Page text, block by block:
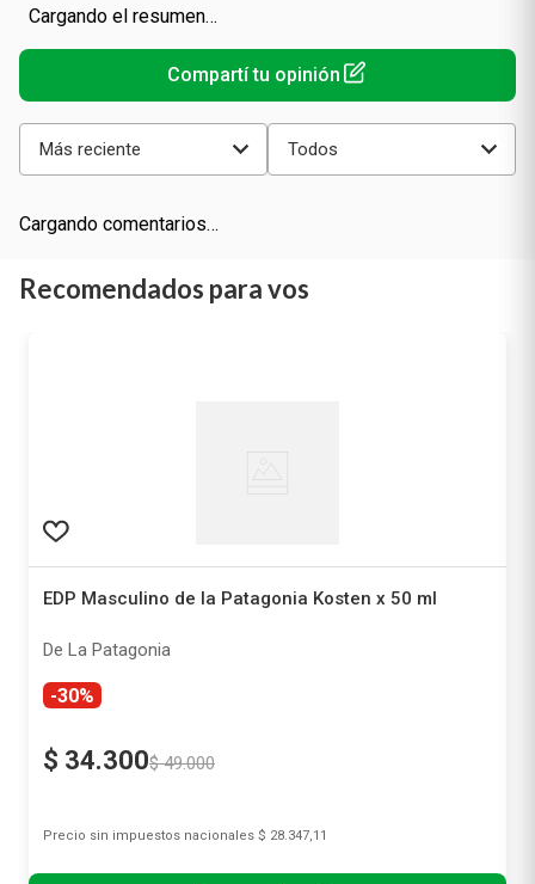
Cargando el resumen…
Más reciente Todos
Cargando comentarios…
Recomendados para vos
EDP Masculino de la Patagonia Kosten x 50 ml
De La Patagonia
-30%
$ 34.300$ 49.000
Precio sin impuestos nacionales $ 28.347,11